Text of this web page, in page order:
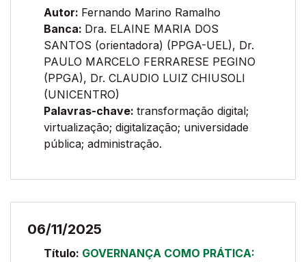
Autor: Fernando Marino Ramalho
Banca: Dra. ELAINE MARIA DOS
SANTOS (orientadora) (PPGA-UEL), Dr.
PAULO MARCELO FERRARESE PEGINO
(PPGA), Dr. CLAUDIO LUIZ CHIUSOLI
(UNICENTRO)
Palavras-chave: transformação digital;
virtualização; digitalização; universidade
pública; administração.
06/11/2025
Título: GOVERNANÇA COMO PRÁTICA: